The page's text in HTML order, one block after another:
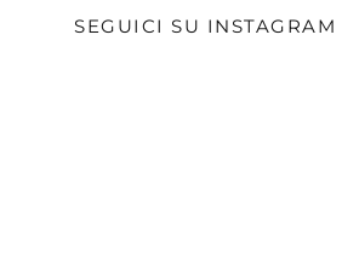
SEGUICI SU INSTAGRAM